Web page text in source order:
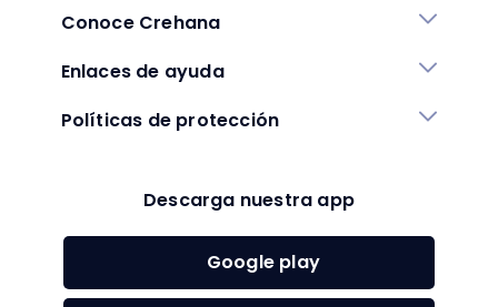
Conoce Crehana
Enlaces de ayuda
Políticas de protección
Descarga nuestra app
Google play